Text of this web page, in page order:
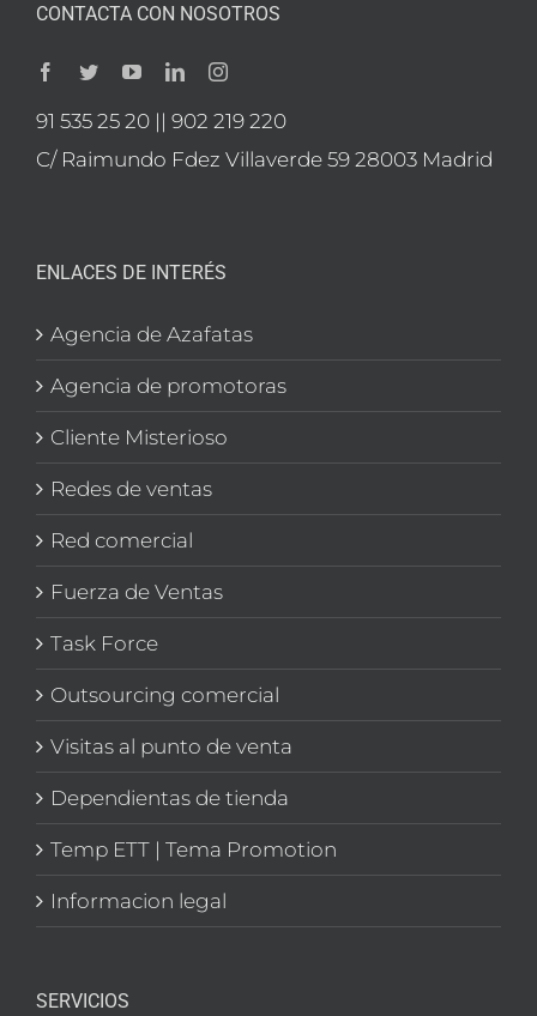
CONTACTA CON NOSOTROS
91 535 25 20 || 902 219 220
C/ Raimundo Fdez Villaverde 59 28003 Madrid
ENLACES DE INTERÉS
Agencia de Azafatas
Agencia de promotoras
Cliente Misterioso
Redes de ventas
Red comercial
Fuerza de Ventas
Task Force
Outsourcing comercial
Visitas al punto de venta
Dependientas de tienda
Temp ETT | Tema Promotion
Informacion legal
SERVICIOS